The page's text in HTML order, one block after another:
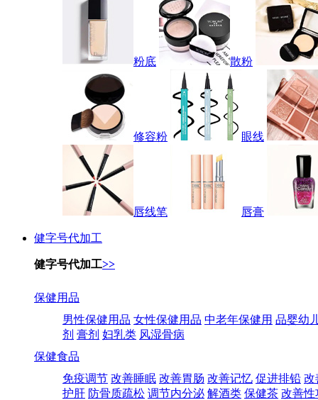
粉底 散粉
修容粉 眼线
唇线笔 唇膏
健字号代加工
健字号代加工>>
保健用品
男性保健用品 女性保健用品 中老年保健用 品婴幼
剂 膏剂 妇乳类 风湿骨病
保健食品
免疫调节 改善睡眠 改善胃肠 改善记忆 促进排铅 改
护肝 防骨质疏松 调节内分泌 解酒类 保健茶 改善性